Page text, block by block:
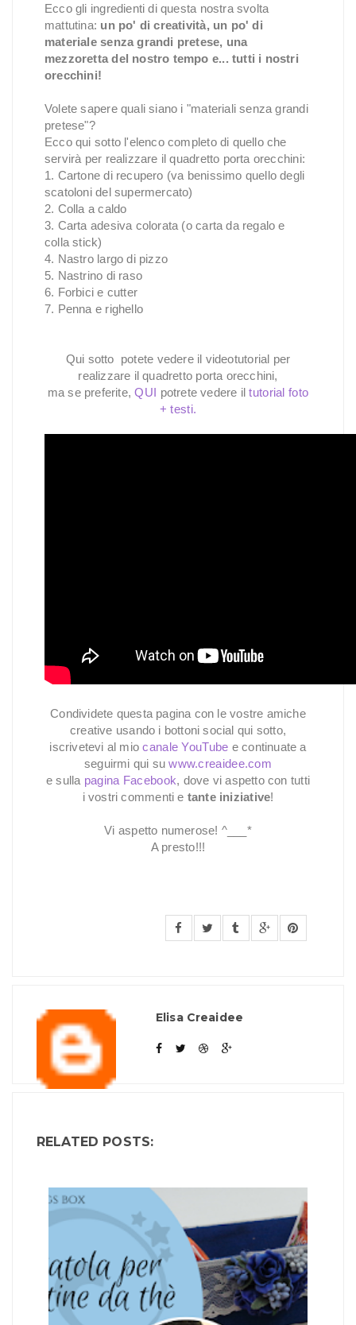
Ecco gli ingredienti di questa nostra svolta
mattutina: un po' di creatività, un po' di
materiale senza grandi pretese, una
mezzoretta del nostro tempo e... tutti i nostri
orecchini!
Volete sapere quali siano i "materiali senza grandi
pretese"?
Ecco qui sotto l'elenco completo di quello che
servirà per realizzare il quadretto porta orecchini:
1. Cartone di recupero (va benissimo quello degli
scatoloni del supermercato)
2. Colla a caldo
3. Carta adesiva colorata (o carta da regalo e
colla stick)
4. Nastro largo di pizzo
5. Nastrino di raso
6. Forbici e cutter
7. Penna e righello
Qui sotto potete vedere il videotutorial per
realizzare il quadretto porta orecchini,
ma se preferite,QUI potrete vedere iltutorial foto
+ testi.
Condividete questa pagina con le vostre amiche
creative usando i bottoni social qui sotto,
iscrivetevi al miocanale YouTube e continuate a
seguirmi qui suwww.creaidee.com
e sulla pagina Facebook, dove vi aspetto con tutti
i vostri commenti e tante iniziative!
Vi aspetto numerose! ^___*
A presto!!!
Elisa Creaidee
RELATED POSTS: